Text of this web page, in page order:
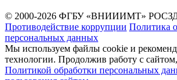
© 2000-2026 ФГБУ «ВНИИИМТ»
Противодействие коррупции Политика
персональных данных
Мы используем файлы cookie и
технологии. Продолжив работу с
Политикой обработки персональных